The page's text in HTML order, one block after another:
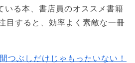
いる本、書店員のオススメ書籍
目すると、効率よく素敵な一冊
つぶしだけじゃもったいない！